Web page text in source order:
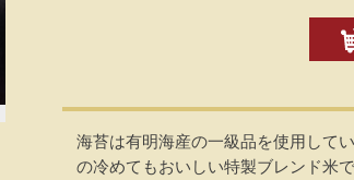
海苔は有明海産の一級品を使用して
の冷めてもおいしい特製ブレンド米で